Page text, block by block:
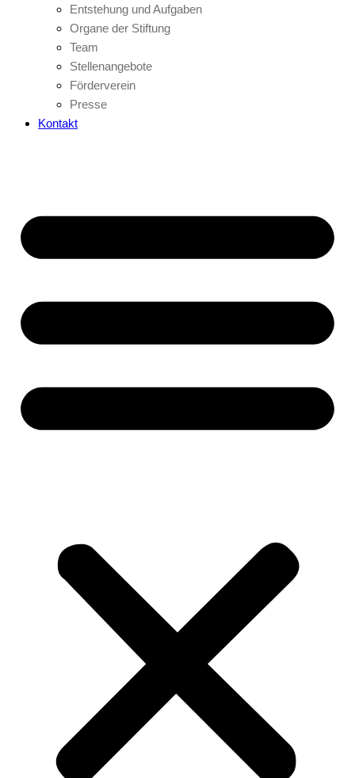
Entstehung und Aufgaben
Organe der Stiftung
Team
Stellenangebote
Förderverein
Presse
Kontakt